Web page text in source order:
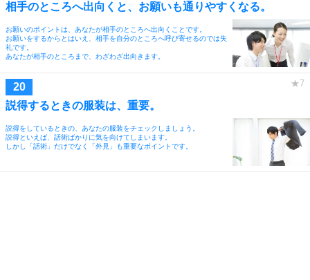
相手のところへ出向くと、お願いも通りやすくなる。
お願いのポイントは、あなたが相手のところへ出向くことです。
お願いをするからとはいえ、相手を自分のところへ呼び寄せるのでは失
礼です。
あなたが相手のところまで、わざわざ出向きます。
説得するときの服装は、重要。
説得をしているときの、あなたの服装をチェックしましょう。
説得といえば、話術ばかりに気を向けてしまいます。
しかし「話術」だけでなく「外見」も重要なポイントです。